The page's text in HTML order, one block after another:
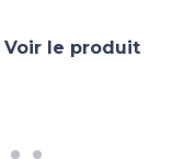
Voir le produit